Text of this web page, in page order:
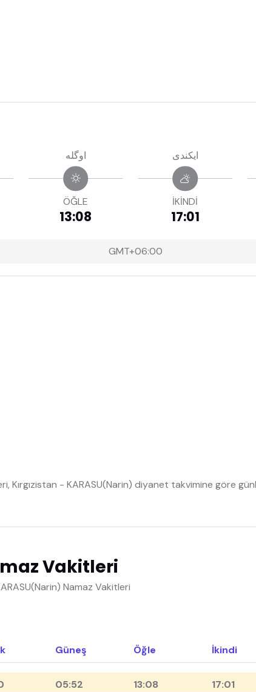
اوگله
ÖĞLE
13:08
ايكندى
İKİNDİ
17:01
GMT+06:00
Kırgızistan - KARASU(Narin) diyanet takvimine göre
Vakitleri
Namaz Vakitleri
Güneş Öğle İkindi
05:52 13:08 17:01